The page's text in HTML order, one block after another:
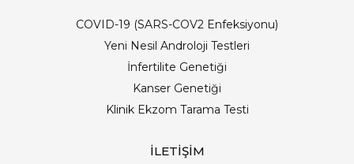
COVID-19 (SARS-COV2 Enfeksiyonu)
Yeni Nesil Androloji Testleri
İnfertilite Genetiği
Kanser Genetiği
Klinik Ekzom Tarama Testi
İLETİŞİM